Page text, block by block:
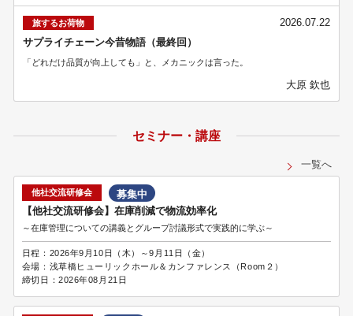
旅するお荷物
2026.07.22
サプライチェーン今昔物語（最終回）
「どれだけ品質が向上しても」と、メカニックは言った。
大原 欽也
セミナー・講座
一覧へ
他社交流研修会
募集中
【他社交流研修会】在庫削減で物流効率化
～在庫管理についての講義とグループ討議形式で実践的に学ぶ～
日程： 2026年9月10日（木）～9月11日（金）
会場： 浅草橋ヒューリックホール＆カンファレンス（Room２）
締切日：2026年08月21日